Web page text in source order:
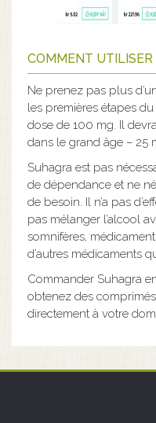
COMMENT
Ne prenez pas plus
les premières étapes
dose de 100 mg. Il
dans le grand âge – 25
Suhagra est pas
de dépendance et ne
de besoin. Il n’a pas
pas mélanger l’alcool
somnifères,
d’autres médicaments
Commander Suhagra
obtenez des
directement à votre